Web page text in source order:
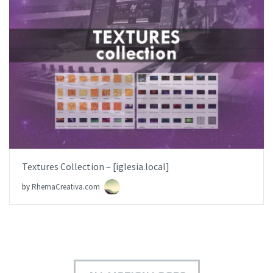
AÑADIR AL PEDIDO
ITEM PRICE: $0.00
Textures Collection – [iglesia.local]
byRhemaCreativa.com